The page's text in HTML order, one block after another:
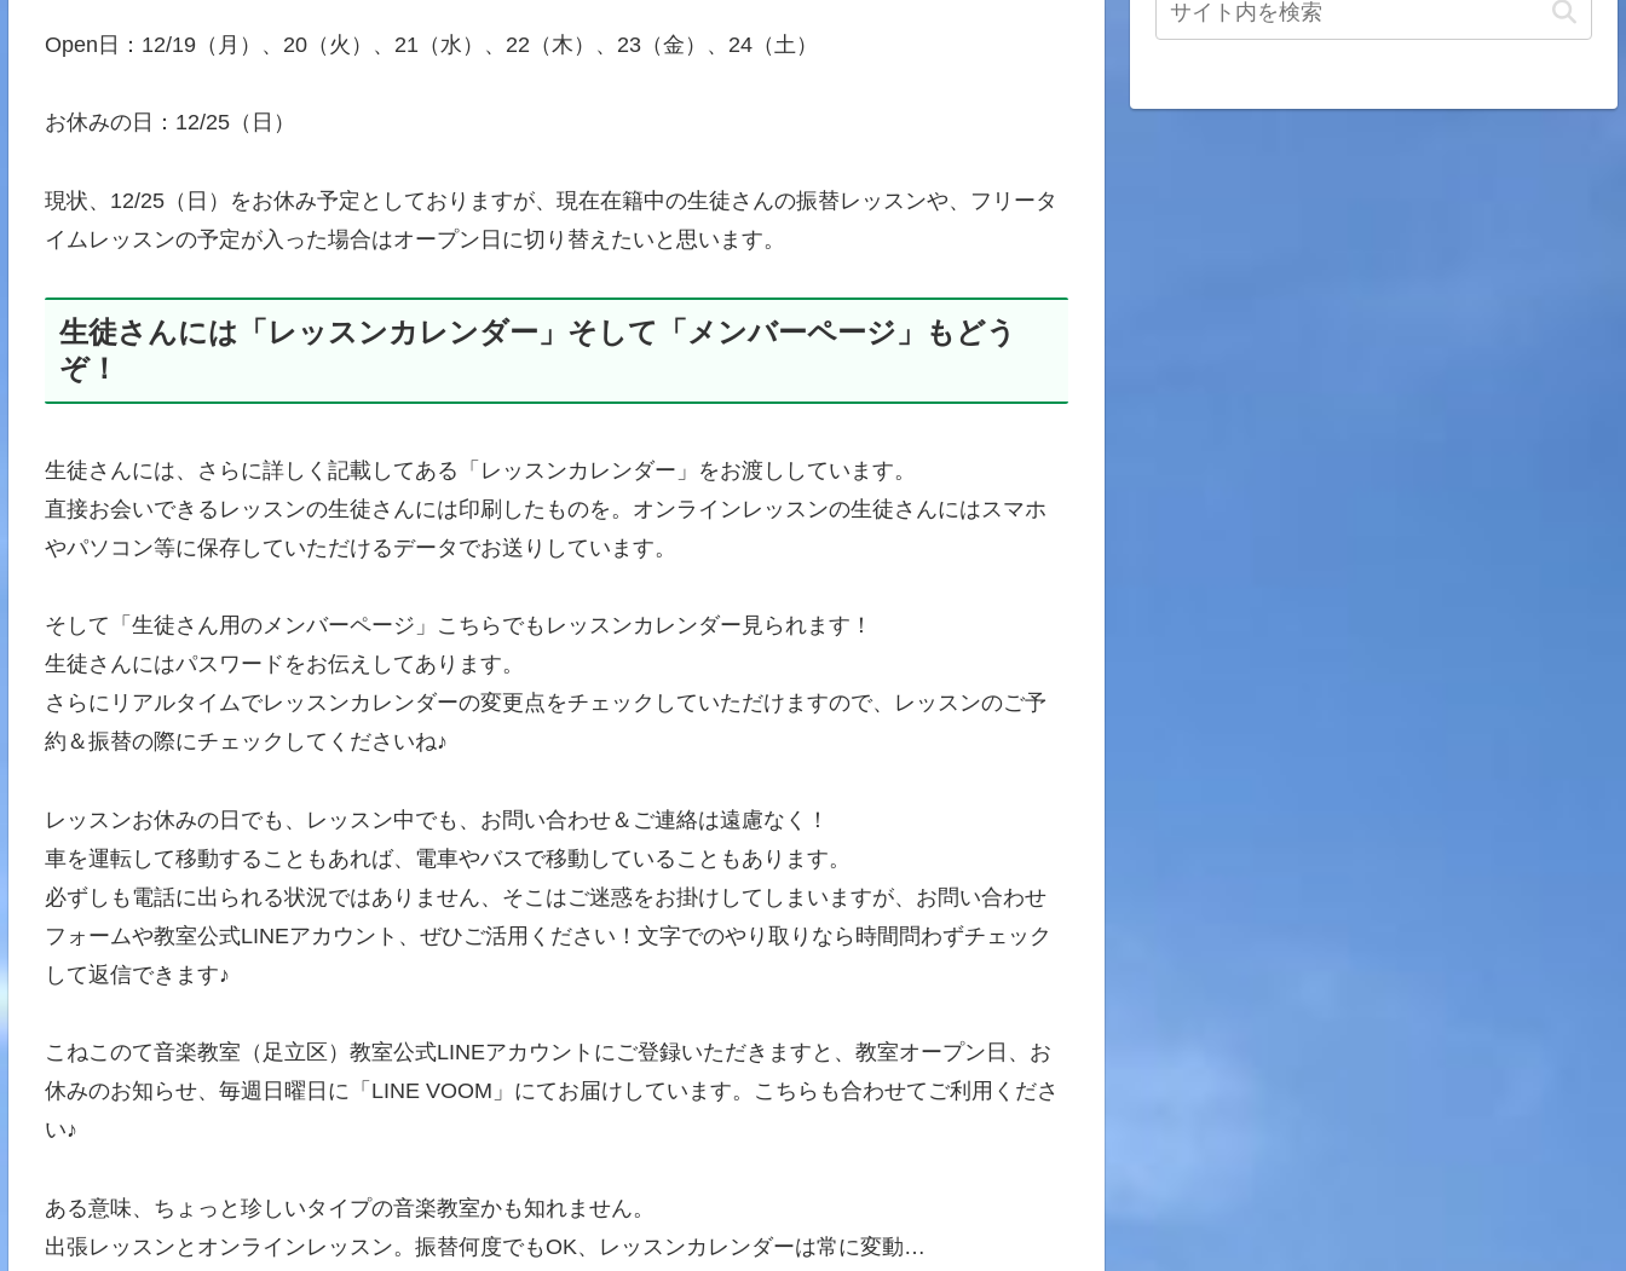
Open日：12/19（月）、20（火）、21（水）、22（木）、23（金）、24（土）
お休みの日：12/25（日）
現状、12/25（日）をお休み予定としておりますが、現在在籍中の生徒さんの振替レッスンや、フリータ
イムレッスンの予定が入った場合はオープン日に切り替えたいと思います。
生徒さんには「レッスンカレンダー」そして「メンバーページ」もどう
ぞ！
生徒さんには、さらに詳しく記載してある「レッスンカレンダー」をお渡ししています。
直接お会いできるレッスンの生徒さんには印刷したものを。オンラインレッスンの生徒さんにはスマホ
やパソコン等に保存していただけるデータでお送りしています。
そして「生徒さん用のメンバーページ」こちらでもレッスンカレンダー見られます！
生徒さんにはパスワードをお伝えしてあります。
さらにリアルタイムでレッスンカレンダーの変更点をチェックしていただけますので、レッスンのご予
約＆振替の際にチェックしてくださいね♪
レッスンお休みの日でも、レッスン中でも、お問い合わせ＆ご連絡は遠慮なく！
車を運転して移動することもあれば、電車やバスで移動していることもあります。
必ずしも電話に出られる状況ではありません、そこはご迷惑をお掛けしてしまいますが、お問い合わせ
フォームや教室公式LINEアカウント、ぜひご活用ください！文字でのやり取りなら時間問わずチェック
して返信できます♪
こねこのて音楽教室（足立区）教室公式LINEアカウントにご登録いただきますと、教室オープン日、お
休みのお知らせ、毎週日曜日に「LINE VOOM」にてお届けしています。こちらも合わせてご利用くださ
い♪
ある意味、ちょっと珍しいタイプの音楽教室かも知れません。
出張レッスンとオンラインレッスン。振替何度でもOK、レッスンカレンダーは常に変動…